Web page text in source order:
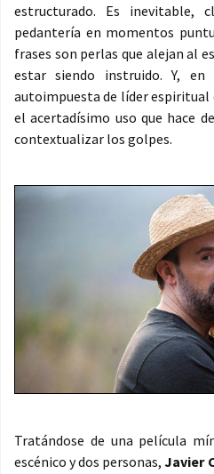
estructurado. Es
pedantería en momentos
frases son perlas que alejan al
estar siendo instruido. Y, en
autoimpuesta de líder espiritual
el acertadísimo uso que hace
contextualizar los golpes.
Tratándose de una película
escénico y dos personas,Javier